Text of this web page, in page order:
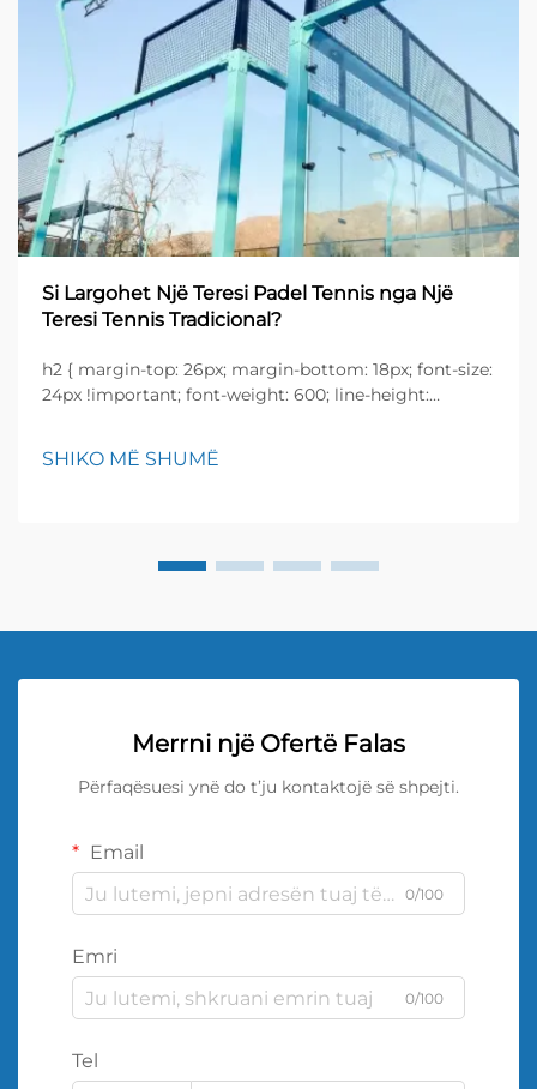
Si Largohet Një Teresi Padel Tennis nga Një
Teresi Tennis Tradicional?
h2 { margin-top: 26px; margin-bottom: 18px; font-size:
24px !important; font-weight: 600; line-height:
font-size: 20px !important; font-weight: 600; line-
height: ...}
SHIKO MË SHUMË
Merrni një Ofertë Falas
Përfaqësuesi ynë do t’ju kontaktojë së shpejti.
Email
0/100
Emri
0/100
Tel